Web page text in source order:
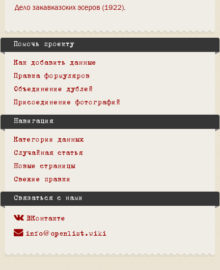
Дело закавказских эсеров (1922)
Помочь проекту
Как добавить данные
Правка формуляров
Объединение дублей
Присоединение фотографий
Навигация
Категории данных
Случайная статья
Новые страницы
Свежие правки
Связаться с нами
ВКонтакте
info@openlist.wiki